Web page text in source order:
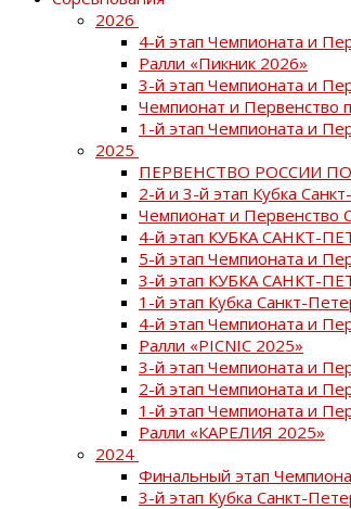
2026
4-й этап Чемпионата и
Ралли «Пикник 2026»
3-й этап Чемпионата и
Чемпионат и Первенство
1-й этап Чемпионата и
2025
ПЕРВЕНСТВО РОССИИ
2-й и 3-й этап Кубка
Чемпионат и Первенство
4-й этап КУБКА САНКТ-
5-й этап Чемпионата и
3-й этап КУБКА САНКТ-
1-й этап Кубка Санкт-
4-й этап Чемпионата и
Ралли «PICNIC 2025»
3-й этап Чемпионата и
2-й этап Чемпионата и
1-й этап Чемпионата и
Ралли «КАРЕЛИЯ 2025»
2024
Финальный этап
3-й этап Кубка Санкт-